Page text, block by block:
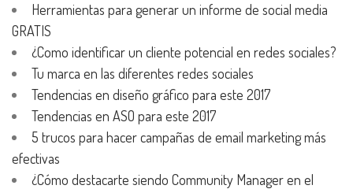
Herramientas para generar un informe de social media
GRATIS
¿Como identificar un cliente potencial en redes sociales?
Tu marca en las diferentes redes sociales
Tendencias en diseño gráfico para este 2017
Tendencias en ASO para este 2017
5 trucos para hacer campañas de email marketing más
efectivas
¿Cómo destacarte siendo Community Manager en el